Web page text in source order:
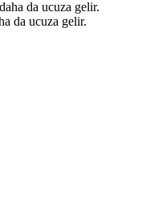
da ucuza gelir.